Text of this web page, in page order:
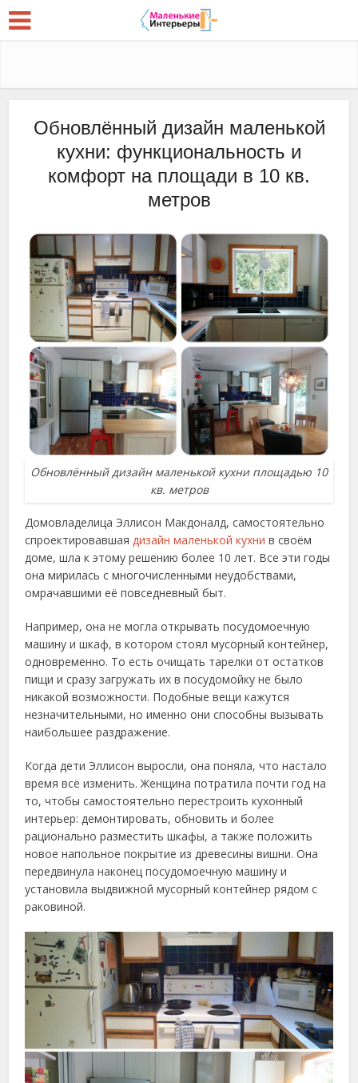
Обновлённый дизайн маленькой
кухни: функциональность и
комфорт на площади в 10 кв.
метров
Обновлённый дизайн маленькой кухни площадью 10
кв. метров
Домовладелица Эллисон Макдоналд, самостоятельно
спроектировавшаядизайн маленькой кухни в своём
доме, шла к этому решению более 10 лет. Все эти годы
она мирилась с многочисленными неудобствами,
омрачавшими её повседневный быт.
Например, она не могла открывать посудомоечную
машину и шкаф, в котором стоял мусорный контейнер,
одновременно. То есть очищать тарелки от остатков
пищи и сразу загружать их в посудомойку не было
никакой возможности. Подобные вещи кажутся
незначительными, но именно они способны вызывать
наибольшее раздражение.
Когда дети Эллисон выросли, она поняла, что настало
время всё изменить. Женщина потратила почти год на
то, чтобы самостоятельно перестроить кухонный
интерьер: демонтировать, обновить и более
рационально разместить шкафы, а также положить
новое напольное покрытие из древесины вишни. Она
передвинула наконец посудомоечную машину и
установила выдвижной мусорный контейнер рядом с
раковиной.